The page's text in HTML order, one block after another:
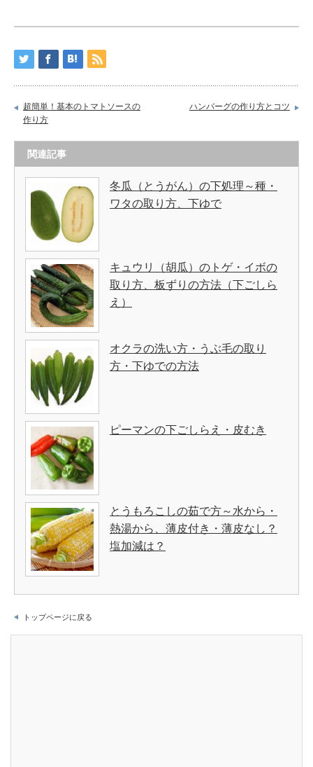
超簡単！基本のトマトソースの
作り方
ハンバーグの作り方とコツ
関連記事
冬瓜（とうがん）の下処理～種・
ワタの取り方、下ゆで
キュウリ（胡瓜）のトゲ・イボの
取り方、板ずりの方法（下ごしら
え）
オクラの洗い方・うぶ毛の取り
方・下ゆでの方法
ピーマンの下ごしらえ・皮むき
とうもろこしの茹で方～水から・
熱湯から、薄皮付き・薄皮なし？
塩加減は？
トップページに戻る